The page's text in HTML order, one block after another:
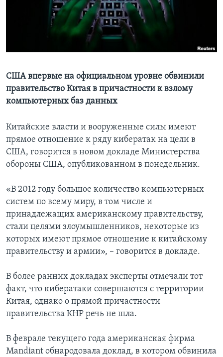
Learning English
Языки
США впервые на официальном уровне обвинили
правительство Китая в причастности к взлому
компьютерных баз данных
Китайские власти и вооруженные силы имеют
прямое отношение к ряду кибератак на цели в
США, говорится в новом докладе Министерства
обороны США, опубликованном в понедельник.
«В 2012 году большое количество компьютерных
систем по всему миру, в том числе и
принадлежащих американскому правительству,
стали целями злоумышленников, некоторые из
которых имеют прямое отношение к китайскому
правительству и армии», – говорится в докладе.
В более ранних докладах эксперты отмечали тот
факт, что кибератаки совершаются с территории
Китая, однако о прямой причастности
правительства КНР речь не шла.
В феврале текущего года американская фирма
Mandiant обнародовала доклад, в котором обвинила